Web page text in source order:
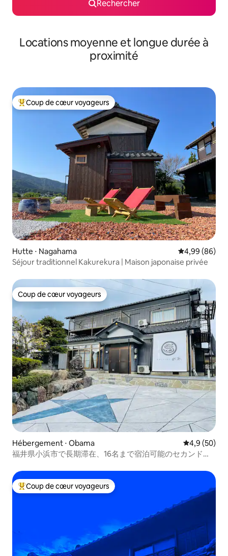
Rechercher
Locations moyenne et longue durée à
proximité
Coups de cœur voyageurs les plus appréciés
Coup de cœur voyageurs
Hutte ⋅ Nagahama Évaluation
4,99 (86)
Séjour traditionnel Kakurekura | Maison japonaise privée
Coup de cœur voyageurs
Coup de cœur voyageurs
Hébergement ⋅ Obama Évaluation
4,9 (50)
福井県小浜市で長期滞在、16名まで宿泊可能のセカンドハ
Coups de cœur voyageurs les plus appréciés
Coup de cœur voyageurs